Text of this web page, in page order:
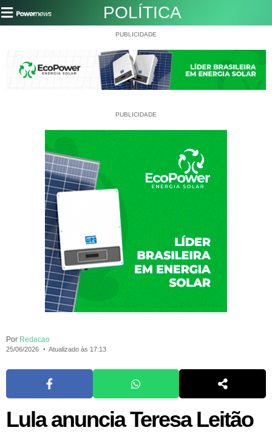
POLÍTICA
PUBLICIDADE
PUBLICIDADE
Por Redacao
25/06/2026 Atualizado às 17:13
Lula anuncia Teresa Leitão